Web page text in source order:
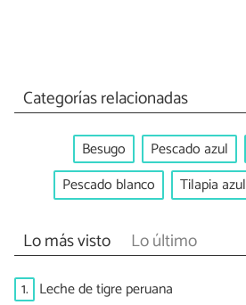
Categorías relacionadas
Besugo Pescado azul
Pescado blanco
Tilapia azul
Lo más visto Lo último
1. Leche de tigre peruana